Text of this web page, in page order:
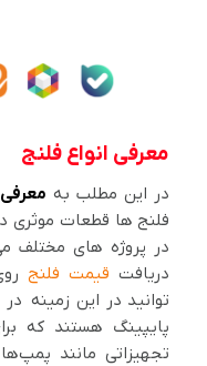
معرفی انواع فلنج
در این مطلب به معرفی
فلنج ها قطعات موثری
در پروژه های مختلف
دریافت قیمت فلنج
توانید در این زمینه
پایپینگ هستند که
تجهیزاتی مانند